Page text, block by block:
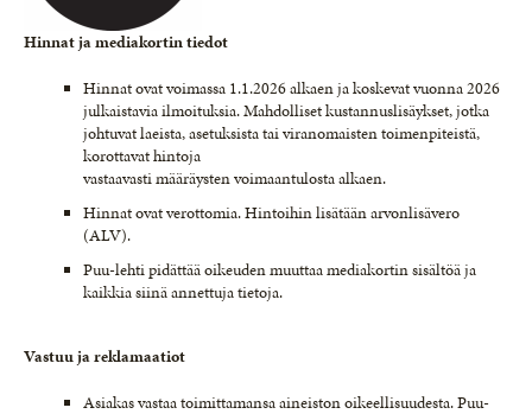
Hinnat ja mediakortin tiedot
Hinnat ovat voimassa 1.1.2026 alkaen ja koskevat vuonna 2026
julkaistavia ilmoituksia. Mahdolliset kustannuslisäykset, jotka
johtuvat laeista, asetuksista tai viranomaisten toimenpiteistä,
korottavat hintoja
vastaavasti määräysten voimaantulosta alkaen.
Hinnat ovat verottomia. Hintoihin lisätään arvonlisävero
(ALV).
Puu-lehti pidättää oikeuden muuttaa mediakortin sisältöä ja
kaikkia siinä annettuja tietoja.
Vastuu ja reklamaatiot
Asiakas vastaa toimittamansa aineiston oikeellisuudesta. Puu-